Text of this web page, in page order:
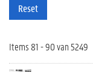
Reset
Items 81 - 90 van 5249